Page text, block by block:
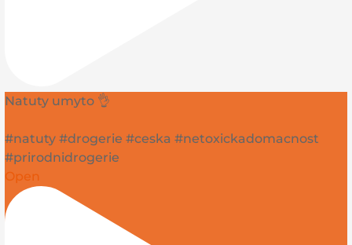
Natuty umyto 👌
#natuty #drogerie #ceska #netoxickadomacnost
#prirodnidrogerie
Open